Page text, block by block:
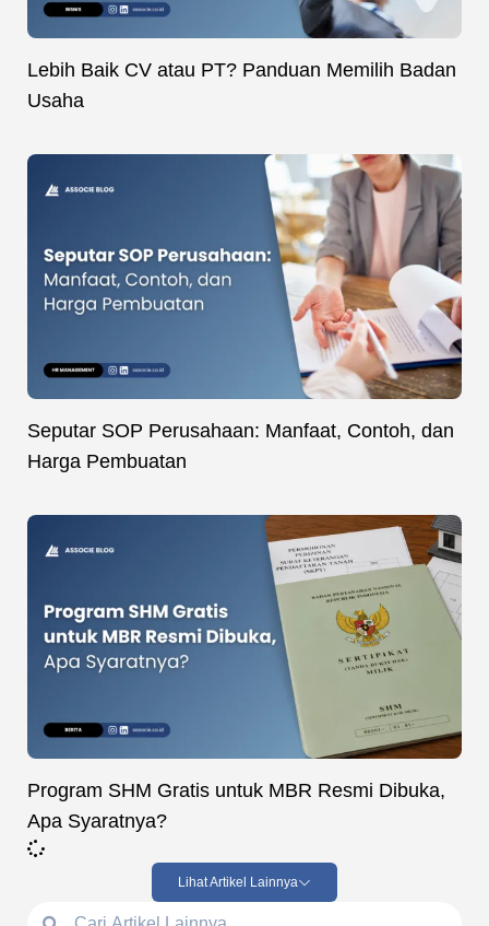
Lebih Baik CV atau PT? Panduan Memilih Badan
Usaha
Seputar SOP Perusahaan: Manfaat, Contoh, dan
Harga Pembuatan
Program SHM Gratis untuk MBR Resmi Dibuka,
Apa Syaratnya?
Lihat Artikel Lainnya